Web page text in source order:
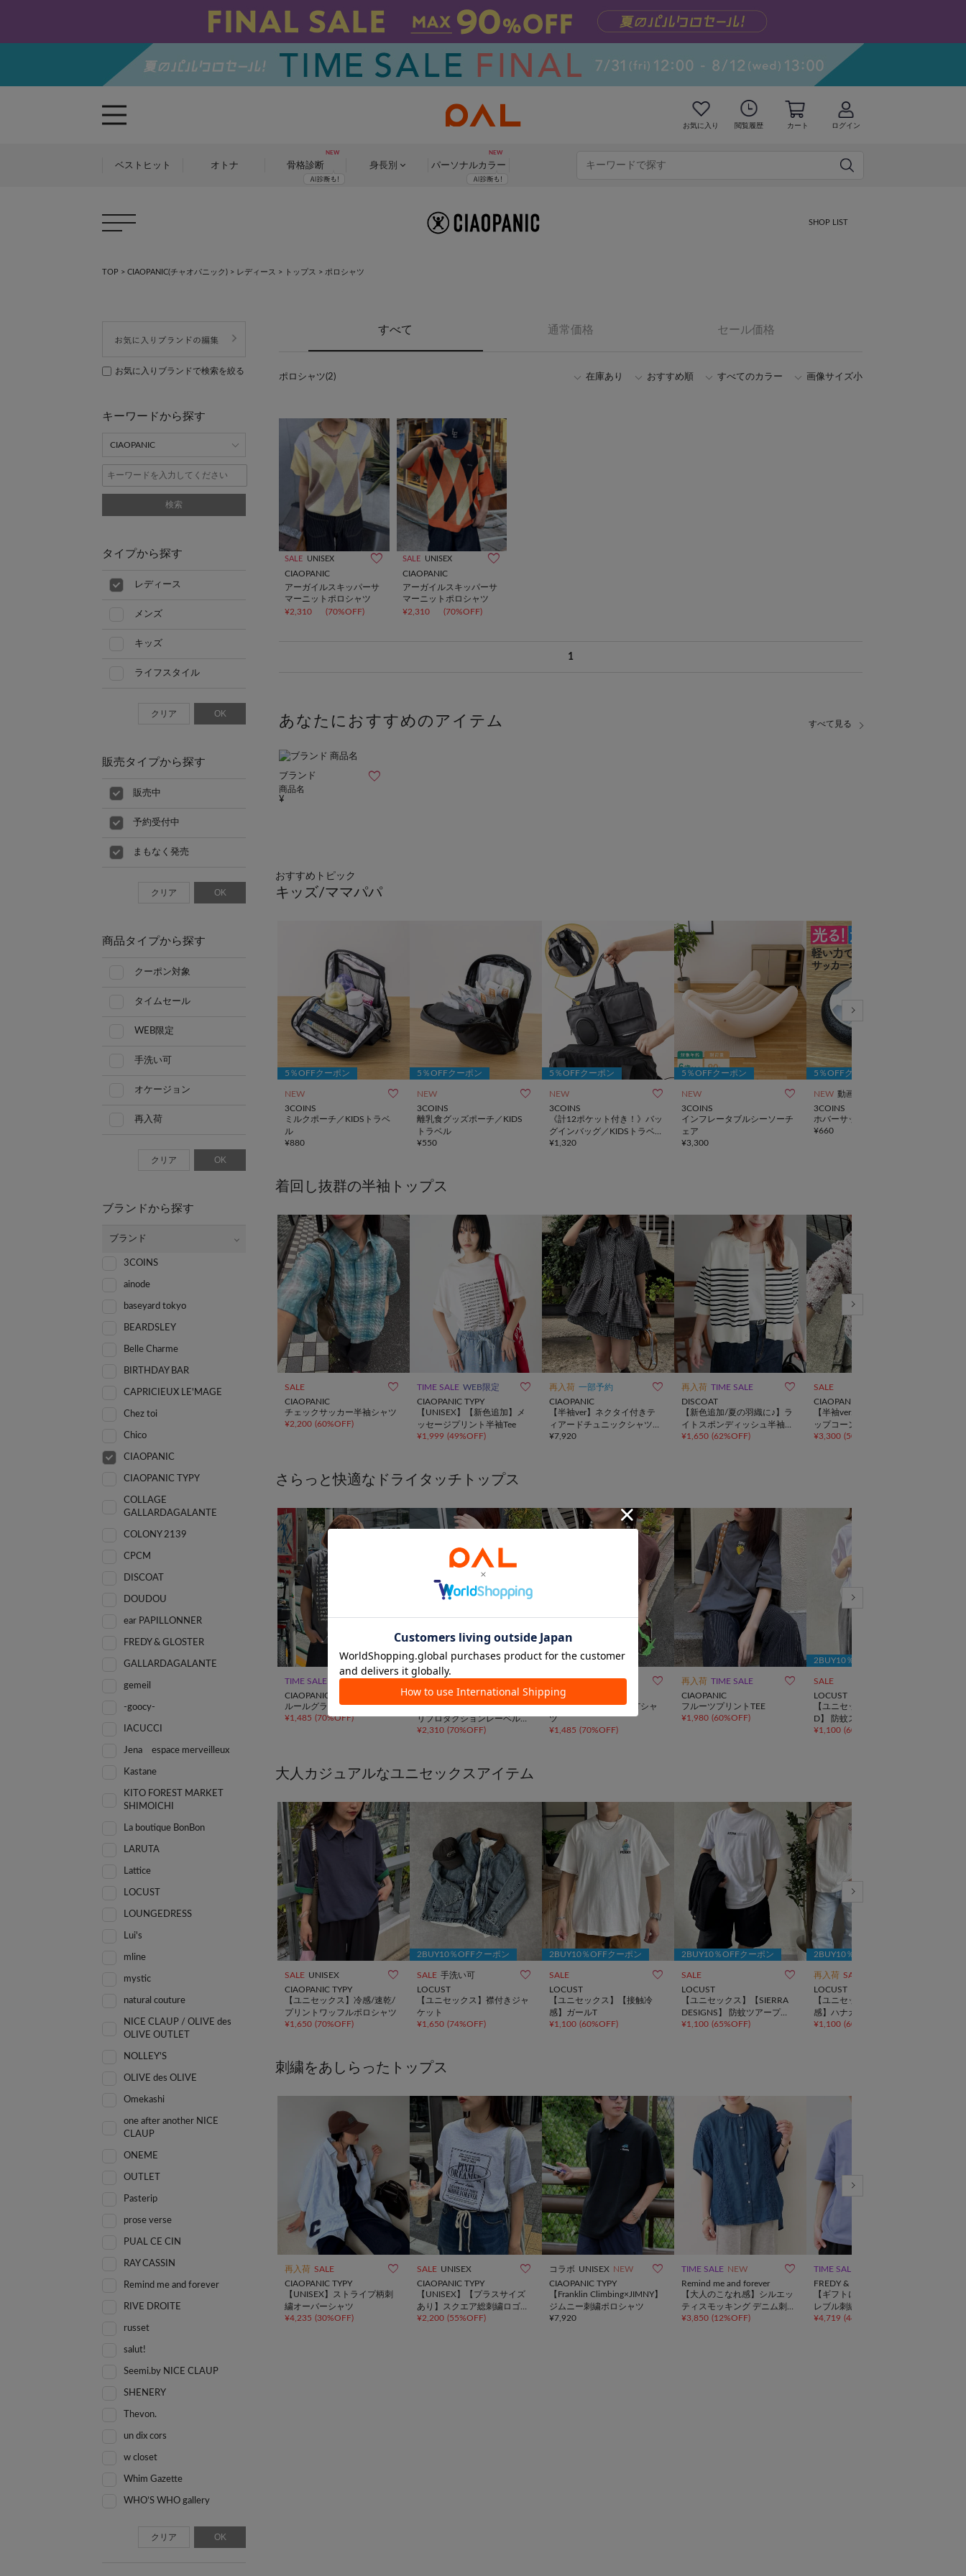
お気に入り 閲覧履歴 カート ログイン
ベストヒット オトナ 骨格診断 身長別 パーソナルカラー
SHOP LIST
TOP > CIAOPANIC(チャオパニック) > レディース > トップス > ポロシャツ
すべて 通常価格 セール価格
ポロシャツ(2) 在庫あり おすすめ順 すべてのカラー 画像サイズ小
SALE UNISEX
CIAOPANIC
アーガイルスキッパーサ
マーニットポロシャツ
¥2,310
(70%OFF)
SALE UNISEX
CIAOPANIC
アーガイルスキッパーサ
マーニットポロシャツ
¥2,310
(70%OFF)
1
あなたにおすすめのアイテム
ブランド
商品名
おすすめトピック
キッズ/ママパパ
5％OFFクーポン
NEW 
3COINS
ミルクポーチ／KIDSトラベ
ル
¥880
5％OFFクーポン
NEW 
3COINS
離乳食グッズポーチ／KIDS
トラベル
¥550
5％OFFクーポン
NEW 
3COINS
《計12ポケット付き！》バッ
グインバッグ／KIDSトラベ
ル
¥1,320
5％OFFクーポン
NEW 
3COINS
インフレータブルシーソーチ
ェア
¥3,300
5％OFFクーポン
NEW 動画
3COINS
ホバーサッカーボール
¥660
着回し抜群の半袖トップス
SALE 
CIAOPANIC
チェックサッカー半袖シャツ
¥2,200 (60%OFF)
TIME SALE WEB限定 
CIAOPANIC TYPY
【UNISEX】【新色追加】メ
ッセージプリント半袖Tee
¥1,999 (49%OFF)
再入荷 一部予約 
CIAOPANIC
【半袖ver】ネクタイ付きテ
ィアードチュニックシャツワ
ンピース
¥7,920
再入荷 TIME SALE 
DISCOAT
【新色追加/夏の羽織に♪】ラ
イトスポンディッシュ半袖カ
ーディガン《WEB限定》
¥1,650 (62%OFF)
SALE
CIAOPANIC
【半袖ver. 登場】ぽこぽこポ
ップコーンスキッパーシャツ
¥3,300 (50%OFF
さらっと快適なドライタッチトップス
TIME SALE 
CIAOPANIC
ルールグラフィックTシャツ
¥1,485 (70%OFF)
TIME SALE 
CIAOPANIC
【RePRODUCTION LABEL /
リプロダクションレーベル】
アソートヴィンテージフェー
¥2,310 (70%OFF)
SALE 
CIAOPANIC
プリントリンガーロゴTシャ
ツ
¥1,485 (70%OFF)
再入荷 TIME SALE 
CIAOPANIC
フルーツプリントTEE
¥1,980 (60%OFF)
2BUY10％OFFクーポン
SALE
LOCUST
【ユニセックス】【PENFIEL
D】 防蚊スクエアロゴT
¥1,100 (60%OFF
大人カジュアルなユニセックスアイテム
SALE UNISEX 
CIAOPANIC TYPY
【ユニセックス】冷感/速乾/
プリントワッフルポロシャツ
¥1,650 (70%OFF)
2BUY10％OFFクーポン
SALE 手洗い可 
LOCUST
【ユニセックス】襟付きジャ
ケット
¥1,650 (74%OFF)
2BUY10％OFFクーポン
SALE 
LOCUST
【ユニセックス】【接触冷
感】ガールT
¥1,100 (60%OFF)
2BUY10％OFFクーポン
SALE 
LOCUST
【ユニセックス】【SIERRA
DESIGNS】 防蚊ツアープリ
ントT
¥1,100 (65%OFF)
2BUY10％OFFクーポン
再入荷 SALE
LOCUST
【ユニセックス】【接触冷
感】ハナガラT
¥1,100 (60%OFF
刺繍をあしらったトップス
再入荷 SALE 
CIAOPANIC TYPY
【UNISEX】ストライプ柄刺
繍オーバーシャツ
¥4,235 (30%OFF)
SALE UNISEX 
CIAOPANIC TYPY
【UNISEX】【プラスサイズ
あり】スクエア総刺繍ロゴT
シャツ
¥2,200 (55%OFF)
コラボ UNISEX NEW 
CIAOPANIC TYPY
【Franklin Climbing×JIMNY】
ジムニー刺繍ポロシャツ
¥7,920
TIME SALE NEW 
Remind me and forever
【大人のこなれ感】シルエッ
ティスモッキング デニム刺
繍シャツ
¥3,850 (12%OFF)
TIME SALE
FREDY & GLOSTER
【ギフトにもおすすめ】【フ
レブル刺繍】DADDYポロ
¥4,719 (44%OFF
お気に入りブランドで検索を絞る
キーワードから探す
検索
タイプから探す
レディース
メンズ
キッズ
ライフスタイル
クリア OK
販売タイプから探す
販売中
予約受付中
まもなく発売
クリア OK
商品タイプから探す
クーポン対象
タイムセール
WEB限定
手洗い可
オケージョン
再入荷
クリア OK
ブランドから探す
ブランド
3COINS
ainode
baseyard tokyo
BEARDSLEY
Belle Charme
BIRTHDAY BAR
CAPRICIEUX LE'MAGE
Chez toi
Chico
CIAOPANIC
CIAOPANIC TYPY
COLLAGE
GALLARDAGALANTE
COLONY 2139
CPCM
DISCOAT
DOUDOU
ear PAPILLONNER
FREDY & GLOSTER
GALLARDAGALANTE
gemeil
-goocy-
IACUCCI
Jena espace merveilleux
Kastane
KITO FOREST MARKET
SHIMOICHI
La boutique BonBon
LARUTA
Lattice
LOCUST
LOUNGEDRESS
Lui's
mline
mystic
natural couture
NICE CLAUP / OLIVE des
OLIVE OUTLET
NOLLEY'S
OLIVE des OLIVE
Omekashi
one after another NICE
CLAUP
ONEME
OUTLET
Pasterip
prose verse
PUAL CE CIN
RAY CASSIN
Remind me and forever
RIVE DROITE
russet
salut!
Seemi.by NICE CLAUP
SHENERY
Thevon.
un dix cors
w closet
Whim Gazette
WHO’S WHO gallery
クリア OK